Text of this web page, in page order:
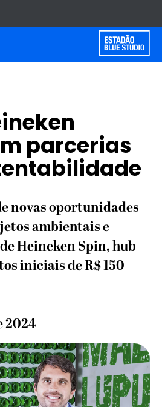
parcerias
novas oportunidades
ambientais e
Heineken Spin, hub
iniciais de R$ 150
2024